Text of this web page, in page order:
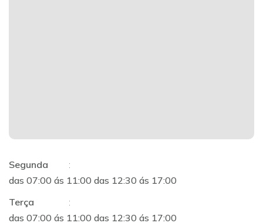
Segunda
:
das 07:00 ás 11:00 das 12:30 ás 17:00
Terça
:
das 07:00 ás 11:00 das 12:30 ás 17:00